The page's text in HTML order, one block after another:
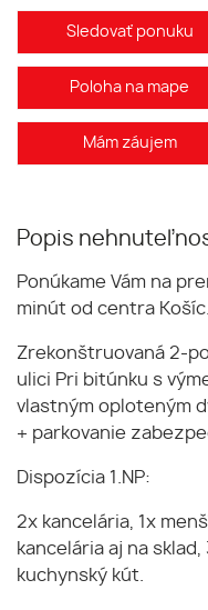
Sledovať ponuku
Poloha na mape
Mám záujem
Popis
Ponúkame Vám na
minút od centra Košíc.
Zrekonštruovaná 2-
ulici Pri bitúnku s
vlastným oploteným
+ parkovanie
Dispozícia 1.NP:
2x kancelária, 1x
kancelária aj na
kuchynský kút.